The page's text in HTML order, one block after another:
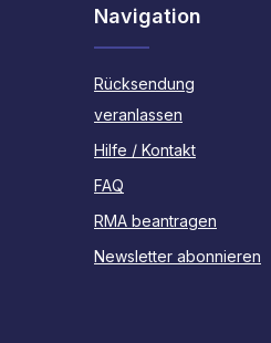
Navigation
Rücksendung
veranlassen
Hilfe / Kontakt
FAQ
RMA beantragen
Newsletter abonnieren